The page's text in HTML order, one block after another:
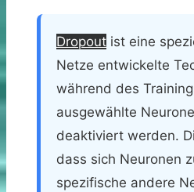
Dropout ist eine
Netze entwickelte
während des
ausgewählte
deaktiviert werden.
dass sich Neuronen
spezifische andere